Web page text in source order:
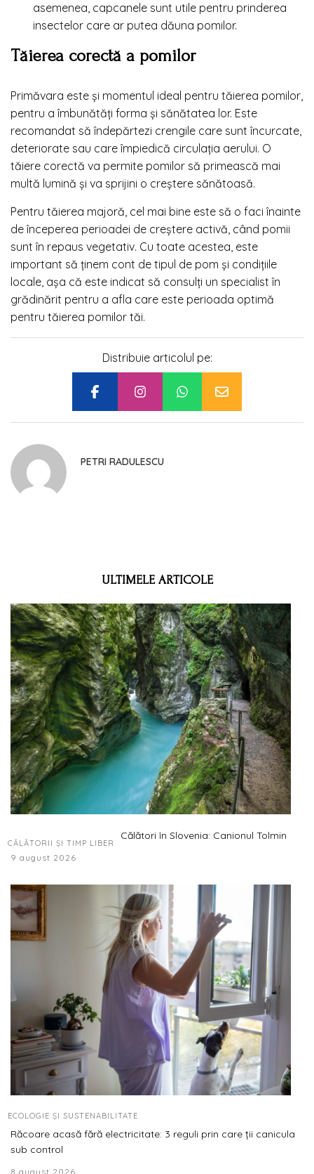
asemenea, capcanele sunt utile pentru prinderea
insectelor care ar putea dăuna pomilor.
Tăierea corectă a pomilor
Primăvara este și momentul ideal pentru tăierea pomilor,
pentru a îmbunătăți forma și sănătatea lor. Este
recomandat să îndepărtezi crengile care sunt încurcate,
deteriorate sau care împiedică circulația aerului. O
tăiere corectă va permite pomilor să primească mai
multă lumină și va sprijini o creștere sănătoasă.
Pentru tăierea majoră, cel mai bine este să o faci înainte
de începerea perioadei de creștere activă, când pomii
sunt în repaus vegetativ. Cu toate acestea, este
important să ținem cont de tipul de pom și condițiile
locale, așa că este indicat să consulți un specialist în
grădinărit pentru a afla care este perioada optimă
pentru tăierea pomilor tăi.
Distribuie articolul pe:
PETRI RADULESCU
ULTIMELE ARTICOLE
CĂLĂTORII ȘI TIMP LIBER
Călători în Slovenia: Canionul Tolmin
9 august 2026
ECOLOGIE ȘI SUSTENABILITATE
Răcoare acasă fără electricitate: 3 reguli prin care ții canicula
sub control
8 august 2026